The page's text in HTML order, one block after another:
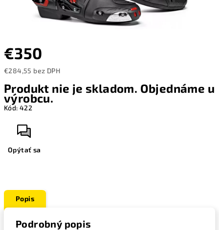
€350
€284,55 bez DPH
cena:
Produkt nie je skladom. Objednáme u
výrobcu.
Kód: 422
Opýtať sa
Popis
Podrobný popis